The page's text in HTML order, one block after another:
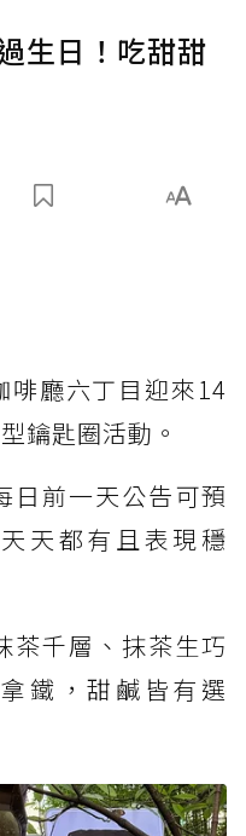
生日！吃甜甜
啡廳六丁目迎來14
鑰匙圈活動。
日前一天公告可預
天都有且表現穩
茶千層、抹茶生巧
鐵，甜鹹皆有選